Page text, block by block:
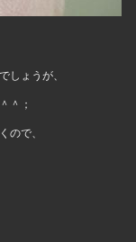
しょうが、
＾；
ので、